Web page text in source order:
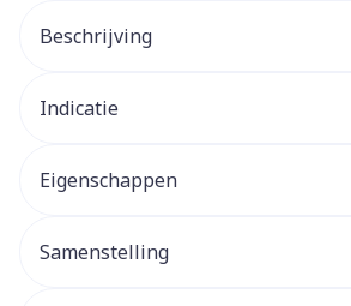
Beschrijving
Indicatie
Eigenschappen
Samenstelling